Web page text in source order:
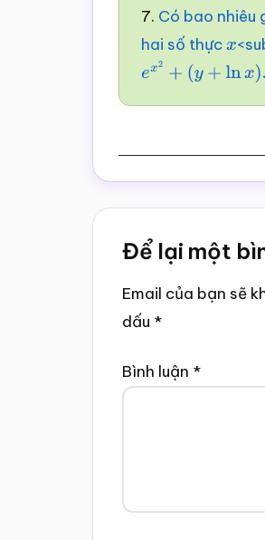
7. Có bao nhiêu
hai số thựcx
ex +( y+lnx ).ey+
Reader
Interactions
Để lại một
Email của bạn sẽ
dấu *
Bình luận *